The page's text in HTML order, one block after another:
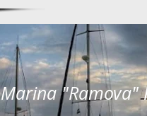
Marina "Ramova"